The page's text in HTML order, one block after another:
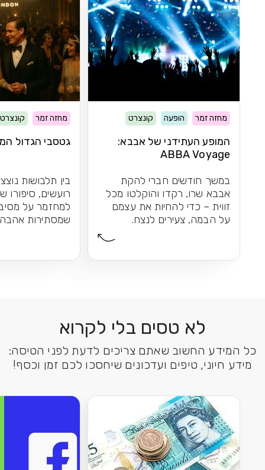
מחזה זמר הופעה קונצרט
המופע העתידני של אבבא:
ABBA Voyage
במשך חודשים חברי להקת
אבבא שרו, רקדו והוקלטו מכל
זווית – כדי להחיות את עצמם
על הבמה, צעירים לנצח.
מחזה זמר קונצרט
גטסבי הגדול
בין תלבושות
רועשים, סיפורו
למחזמר על
שמסתירות
לא טסים בלי לקרוא
כל המידע החשוב שאתם צריכים לדעת לפני הטיסה:
מידע חיוני, טיפים ועדכונים שיחסכו לכם זמן וכסף!